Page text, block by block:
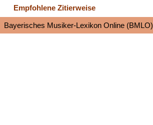
Empfohlene Zitierweise
Bayerisches Musiker-Lexikon Online (BMLO)